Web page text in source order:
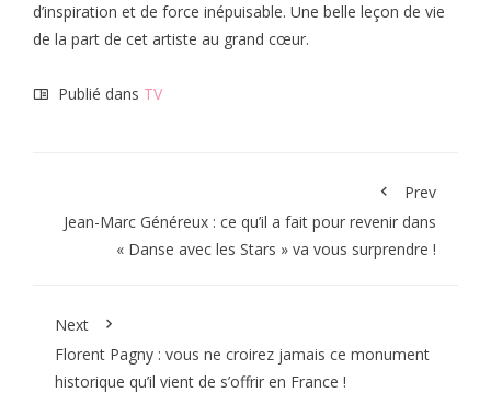
d’inspiration et de force inépuisable. Une belle leçon de vie
de la part de cet artiste au grand cœur.
Publié dans TV
Prev
Jean-Marc Généreux : ce qu’il a fait pour revenir dans
« Danse avec les Stars » va vous surprendre !
Next
Florent Pagny : vous ne croirez jamais ce monument
historique qu’il vient de s’offrir en France !